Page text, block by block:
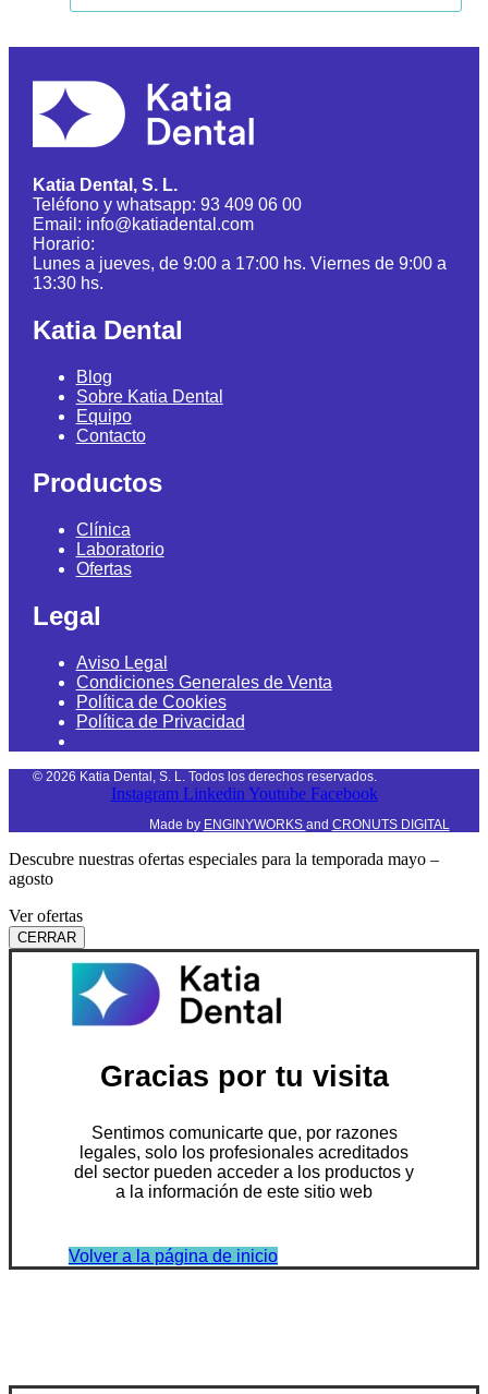
Katia Dental, S. L.
Teléfono y whatsapp: 93 409 06 00
Email: info@katiadental.com
Horario:
Lunes a jueves, de 9:00 a 17:00 hs. Viernes de 9:00 a
13:30 hs.
Katia Dental
Blog
Sobre Katia Dental
Equipo
Contacto
Productos
Clínica
Laboratorio
Ofertas
Legal
Aviso Legal
Condiciones Generales de Venta
Política de Cookies
Política de Privacidad
© 2026 Katia Dental, S. L. Todos los derechos reservados.
Instagram Linkedin Youtube Facebook
Made by ENGINYWORKS and CRONUTS DIGITAL
Descubre nuestras ofertas especiales para la temporada mayo –
agosto
Ver ofertas
CERRAR
Gracias por tu visita
Sentimos comunicarte que, por razones
legales, solo los profesionales acreditados
del sector pueden acceder a los productos y
a la información de este sitio web
Volver a la página de inicio